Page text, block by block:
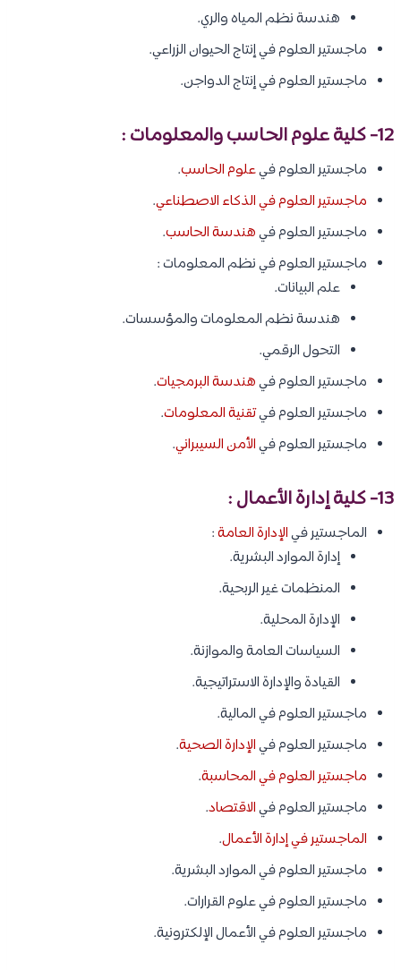
هندسة نظم المياه والري.
ماجستير العلوم في إنتاج الحيوان الزراعي.
ماجستير العلوم في إنتاج الدواجن.
12- كلية علوم الحاسب والمعلومات :
ماجستير العلوم فيعلوم الحاسب.
ماجستير العلوم في الذكاء الاصطناعي.
ماجستير العلوم فيهندسة الحاسب.
ماجستير العلوم في نظم المعلومات :
علم البيانات.
هندسة نظم المعلومات والمؤسسات.
التحول الرقمي.
ماجستير العلوم فيهندسة البرمجيات.
ماجستير العلوم فيتقنية المعلومات.
ماجستير العلوم فيالأمن السيبراني.
13- كلية إدارة الأعمال :
الماجستير فيالإدارة العامة:
إدارة الموارد البشرية.
المنظمات غير الربحية.
الإدارة المحلية.
السياسات العامة والموازنة.
القيادة والإدارة الاستراتيجية.
ماجستير العلوم في المالية.
ماجستير العلوم فيالإدارة الصحية.
ماجستير العلوم في المحاسبة.
ماجستير العلوم فيالاقتصاد.
الماجستير في إدارة الأعمال.
ماجستير العلوم في الموارد البشرية.
ماجستير العلوم في علوم القرارات.
ماجستير العلوم في الأعمال الإلكترونية.